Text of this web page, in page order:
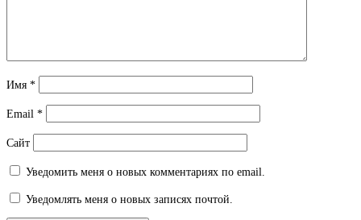
Имя *
Email *
Сайт
Уведомить меня о новых комментариях по email.
Уведомлять меня о новых записях почтой.